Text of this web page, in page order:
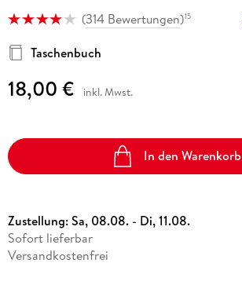
(314 Bewertungen)15
Taschenbuch
18,00 € inkl. Mwst.
In den Warenkorb
Zustellung:Sa, 08.08. - Di, 11.08.
Sofort lieferbar
Versandkostenfrei